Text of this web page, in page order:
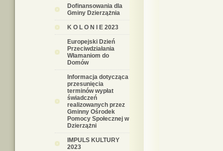
Dofinansowania dla
Gminy Dzierzążnia
K O L O N I E 2023
Europejski Dzień
Przeciwdziałania
Włamaniom do
Domów
Informacja dotycząca
przesunięcia
terminów wypłat
świadczeń
realizowanych przez
Gminny Ośrodek
Pomocy Społecznej w
Dzierzążni
IMPULS KULTURY
2023